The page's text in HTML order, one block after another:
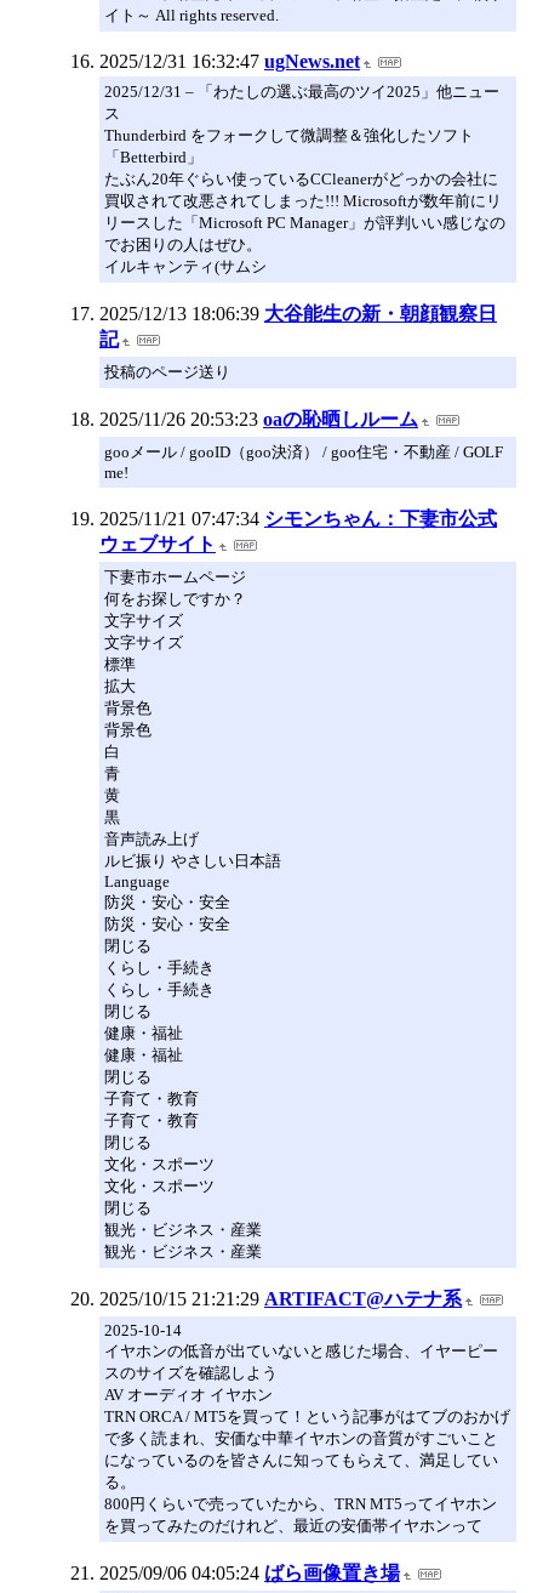
イト～ All rights reserved.
2025/12/31 16:32:47 ugNews.net
2025/12/31 – 「わたしの選ぶ最高のツイ2025」他ニュー
ス
Thunderbird をフォークして微調整＆強化したソフト
「Betterbird」
たぶん20年ぐらい使っているCCleanerがどっかの会社に
買収されて改悪されてしまった!!! Microsoftが数年前にリ
リースした「Microsoft PC Manager」が評判いい感じなの
でお困りの人はぜひ。
イルキャンティ(サムシ
2025/12/13 18:06:39 大谷能生の新・朝顔観察日
記
投稿のページ送り
2025/11/26 20:53:23 oaの恥晒しルーム
gooメール / gooID（goo決済） / goo住宅・不動産 / GOLF
me!
2025/11/21 07:47:34 シモンちゃん：下妻市公式
ウェブサイト
下妻市ホームページ
何をお探しですか？
文字サイズ
文字サイズ
標準
拡大
背景色
背景色
白
青
黄
黒
音声読み上げ
ルビ振り やさしい日本語
Language
防災・安心・安全
防災・安心・安全
閉じる
くらし・手続き
くらし・手続き
閉じる
健康・福祉
健康・福祉
閉じる
子育て・教育
子育て・教育
閉じる
文化・スポーツ
文化・スポーツ
閉じる
観光・ビジネス・産業
観光・ビジネス・産業
2025/10/15 21:21:29 ARTIFACT@ハテナ系
2025-10-14
イヤホンの低音が出ていないと感じた場合、イヤーピー
スのサイズを確認しよう
AV オーディオ イヤホン
TRN ORCA / MT5を買って！という記事がはてブのおかげ
で多く読まれ、安価な中華イヤホンの音質がすごいこと
になっているのを皆さんに知ってもらえて、満足してい
る。
800円くらいで売っていたから、TRN MT5ってイヤホン
を買ってみたのだけれど、最近の安価帯イヤホンって
2025/09/06 04:05:24 ばら画像置き場